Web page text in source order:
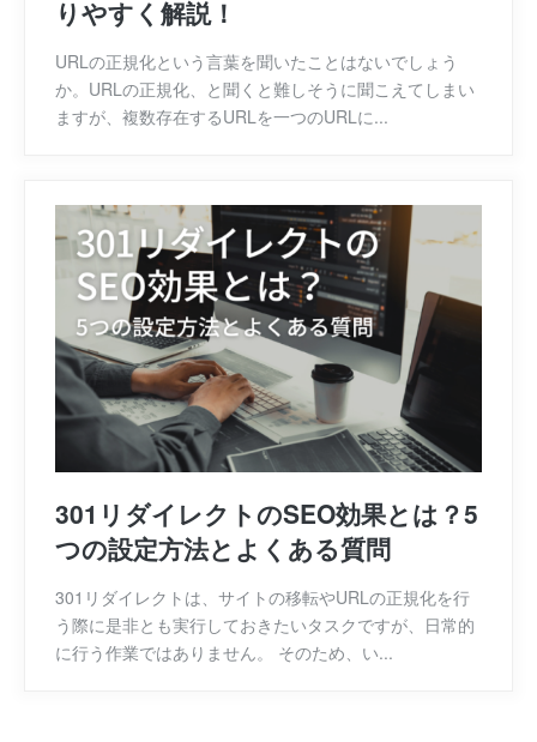
りやすく解説！
URLの正規化という言葉を聞いたことはないでしょう
か。URLの正規化、と聞くと難しそうに聞こえてしまい
ますが、複数存在するURLを一つのURLに...
301リダイレクトのSEO効果とは？5
つの設定方法とよくある質問
301リダイレクトは、サイトの移転やURLの正規化を行
う際に是非とも実行しておきたいタスクですが、日常的
に行う作業ではありません。 そのため、い...